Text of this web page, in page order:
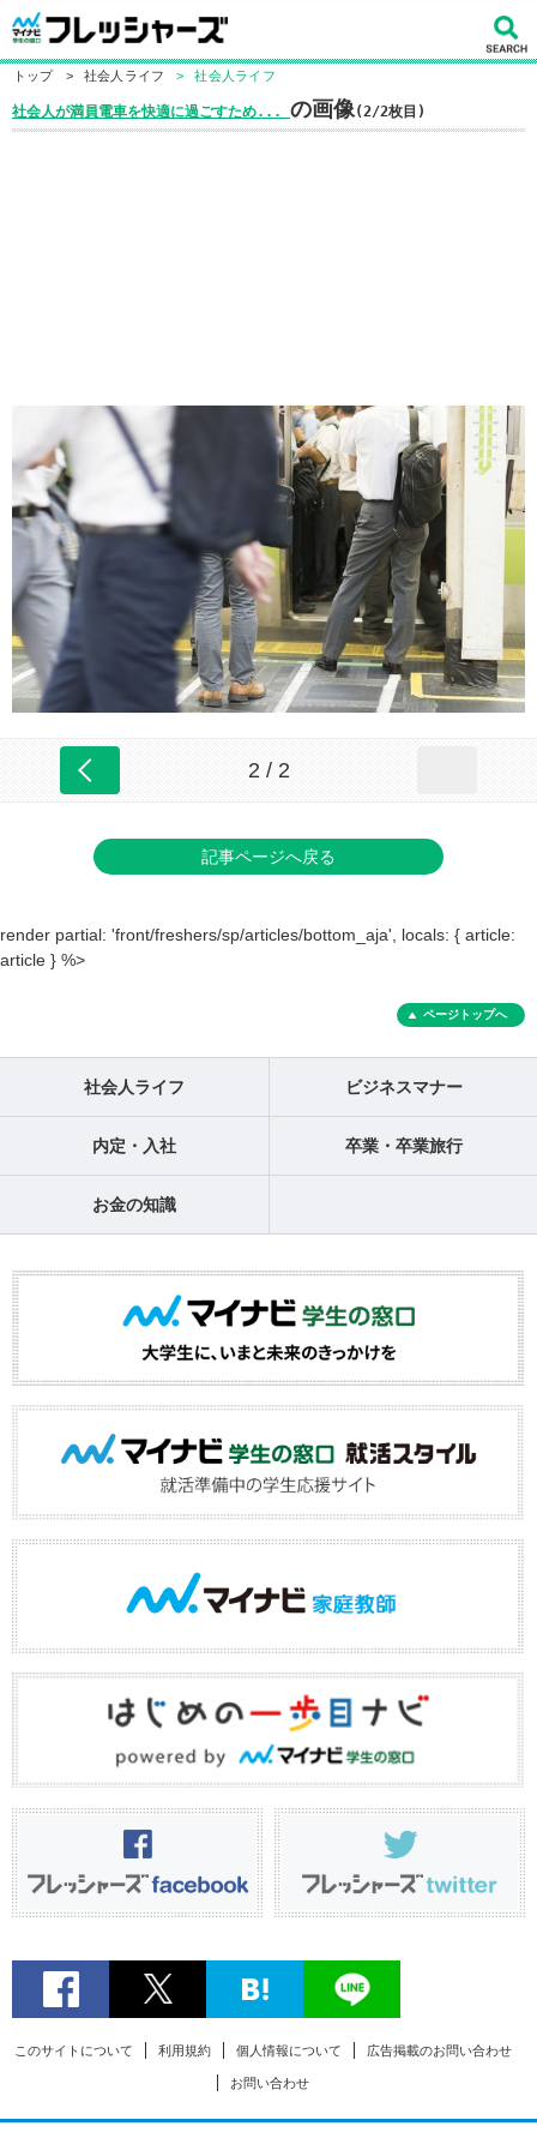
トップ > 社会人ライフ > 社会人ライフ
社会人が満員電車を快適に過ごすため... の画像(2/2枚目)
2 / 2
記事ページへ戻る
render partial: 'front/freshers/sp/articles/bottom_aja', locals: { article:
article } %>
ページトップへ
社会人ライフ ビジネスマナー
内定・入社 卒業・卒業旅行
お金の知識
このサイトについて 利用規約 個人情報について 広告掲載のお問い合わせ
お問い合わせ